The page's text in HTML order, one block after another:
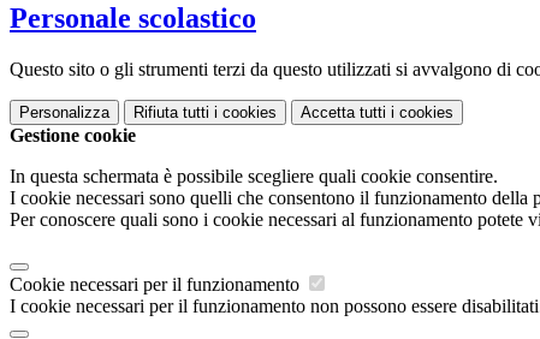
Personale scolastico
Questo sito o gli strumenti terzi da questo utilizzati si avvalgono di
Personalizza Rifiuta tutti i cookies Accetta tutti i cookies
Gestione cookie
In questa schermata è possibile scegliere quali cookie consentire.
I cookie necessari sono quelli che consentono il funzionamento della
Per conoscere quali sono i cookie necessari al funzionamento potete
Cookie necessari per il funzionamento
I cookie necessari per il funzionamento non possono essere